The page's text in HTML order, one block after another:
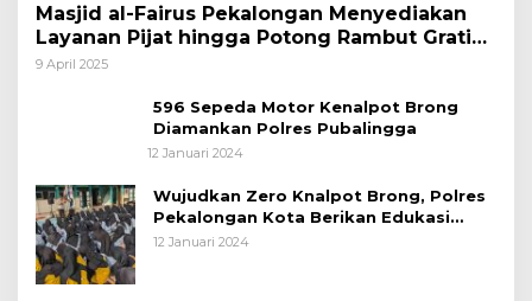
Masjid al-Fairus Pekalongan Menyediakan
Layanan Pijat hingga Potong Rambut Gratis
bagi Pemudik Lebaran 2025
9 April 2025
596 Sepeda Motor Kenalpot Brong
Diamankan Polres Pubalingga
12 Januari 2024
Wujudkan Zero Knalpot Brong, Polres
Pekalongan Kota Berikan Edukasi
Kepada Pelajar
12 Januari 2024